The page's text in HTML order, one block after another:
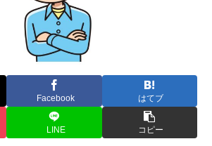
Facebook はてブ
LINE コピー